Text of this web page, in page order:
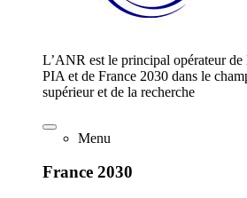
L’ANR est le principal opérateur de
PIA et de France 2030 dans le
supérieur et de la recherche
Menu
France 2030